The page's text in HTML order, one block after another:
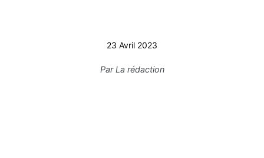
23 Avril 2023
ParLa rédaction